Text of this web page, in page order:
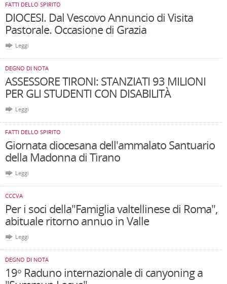
FATTI DELLO SPIRITO
DIOCESI. Dal Vescovo Annuncio di Visita
Pastorale. Occasione di Grazia
Leggi
DEGNO DI NOTA
ASSESSORE TIRONI: STANZIATI 93 MILIONI
PER GLI STUDENTI CON DISABILITÀ
Leggi
FATTI DELLO SPIRITO
Giornata diocesana dell'ammalato Santuario
della Madonna di Tirano
Leggi
CCCVA
Per i soci della"Famiglia valtellinese di Roma",
abituale ritorno annuo in Valle
Leggi
DEGNO DI NOTA
19° Raduno internazionale di canyoning a